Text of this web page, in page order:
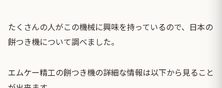
たくさんの人がこの機械に興味を持っているので、日本の
餅つき機について調べました。
エムケー精工の餅つき機の詳細な情報は以下から見ること